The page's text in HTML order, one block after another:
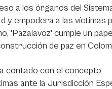
a los órganos del
y empodera a las víctimas
'Pazalavoz' cumple un
de paz en
contado con el concepto
ante la Jurisdicción